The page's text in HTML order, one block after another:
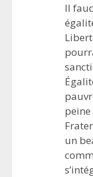
Il
peine
un